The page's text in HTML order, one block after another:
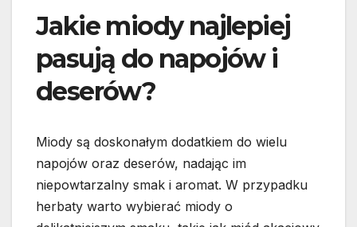
Jakie miody najlepiej
pasują do napojów i
deserów?
Miody są doskonałym dodatkiem do wielu
napojów oraz deserów, nadając im
niepowtarzalny smak i aromat. W przypadku
herbaty warto wybierać miody o